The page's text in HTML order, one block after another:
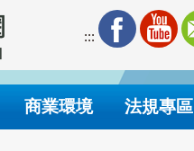
:::
商業環境 法規專區